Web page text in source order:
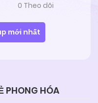
0 Theo dõi
mới nhất
PHONG HÓA